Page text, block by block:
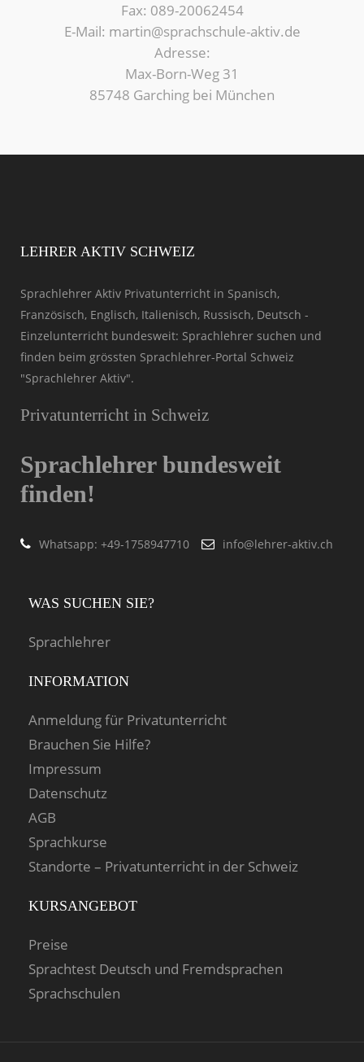
Fax: 089-20062454
E-Mail: martin@sprachschule-aktiv.de
Adresse:
Max-Born-Weg 31
85748 Garching bei München
LEHRER AKTIV SCHWEIZ
Sprachlehrer Aktiv Privatunterricht in Spanisch,
Französisch, Englisch, Italienisch, Russisch, Deutsch -
Einzelunterricht bundesweit: Sprachlehrer suchen und
finden beim grössten Sprachlehrer-Portal Schweiz
"Sprachlehrer Aktiv".
Privatunterricht in Schweiz
Sprachlehrer bundesweit
finden!
Whatsapp: ‭+49-1758947710 info@lehrer-aktiv.ch
WAS SUCHEN SIE?
Sprachlehrer
INFORMATION
Anmeldung für Privatunterricht
Brauchen Sie Hilfe?
Impressum
Datenschutz
AGB
Sprachkurse
Standorte – Privatunterricht in der Schweiz
KURSANGEBOT
Preise
Sprachtest Deutsch und Fremdsprachen
Sprachschulen